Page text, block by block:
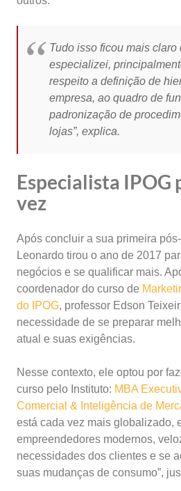
Tudo isso ficou mais claro
especializei,
respeito a definição de
empresa, ao quadro de
padronização de
lojas”, explica.
Especialista IPOG
vez
Após concluir a sua primeira
Leonardo tirou o ano de 2017
negócios e se qualificar mais.
coordenador do curso de
do IPOG, professor Edson
necessidade de se preparar
atual e suas exigências.
Nesse contexto, ele optou por
curso pelo Instituto: MBA
Comercial & Inteligência de
está cada vez mais globalizado,
empreendedores modernos,
necessidades dos clientes e se
suas mudanças de consumo”,